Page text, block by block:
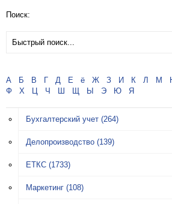
Поиск:
А Б В Г Д Е ё Ж З И К Л М
Ф
Х Ц Ч Ш Щ Ы Э Ю Я
Бухгалтерский учет (264)
Делопроизводство (139)
ЕТКС (1733)
Маркетинг (108)